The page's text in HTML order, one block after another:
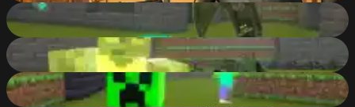
Counter Craft Modern Warfare 2
89%
Counter Craft: Modern Warfare
84
Counter Craft Classic
85 %